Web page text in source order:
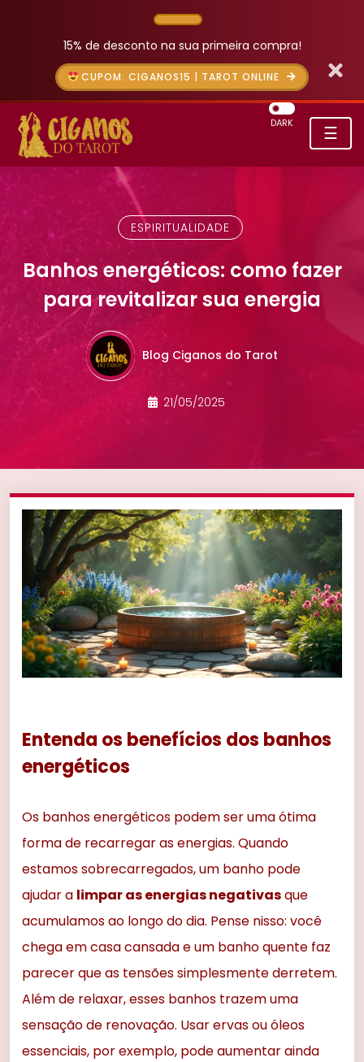
15% de desconto na sua primeira compra!
CUPOM: CIGANOS15 | TAROT ONLINE
☰
DARK
ESPIRITUALIDADE
Banhos energéticos: como fazer
para revitalizar sua energia
Blog Ciganos do Tarot
21/05/2025
Entenda os benefícios dos banhos
energéticos
Os banhos energéticos podem ser uma ótima
forma de recarregar as energias. Quando
estamos sobrecarregados, um banho pode
ajudar a limpar as energias negativasque
acumulamos ao longo do dia. Pense nisso: você
chega em casa cansada e um banho quente faz
parecer que as tensões simplesmente derretem.
Além de relaxar, esses banhos trazem uma
sensação de renovação. Usar ervas ou óleos
essenciais, por exemplo, pode aumentar ainda